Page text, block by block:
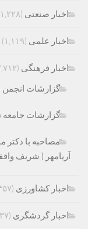
اخبار صنعتی (۱,۲۲۸)
اخبار علمی (۱,۱۱۹)
اخبار فرهنگی (۷,۷۱۲)
گزارشات
گزارشات جامعه
مصاحبه با دکتر
آریامهر ( شریف
اخبار کشاورزی (۴۵۷)
اخبار گردشگری (۸۳۷)